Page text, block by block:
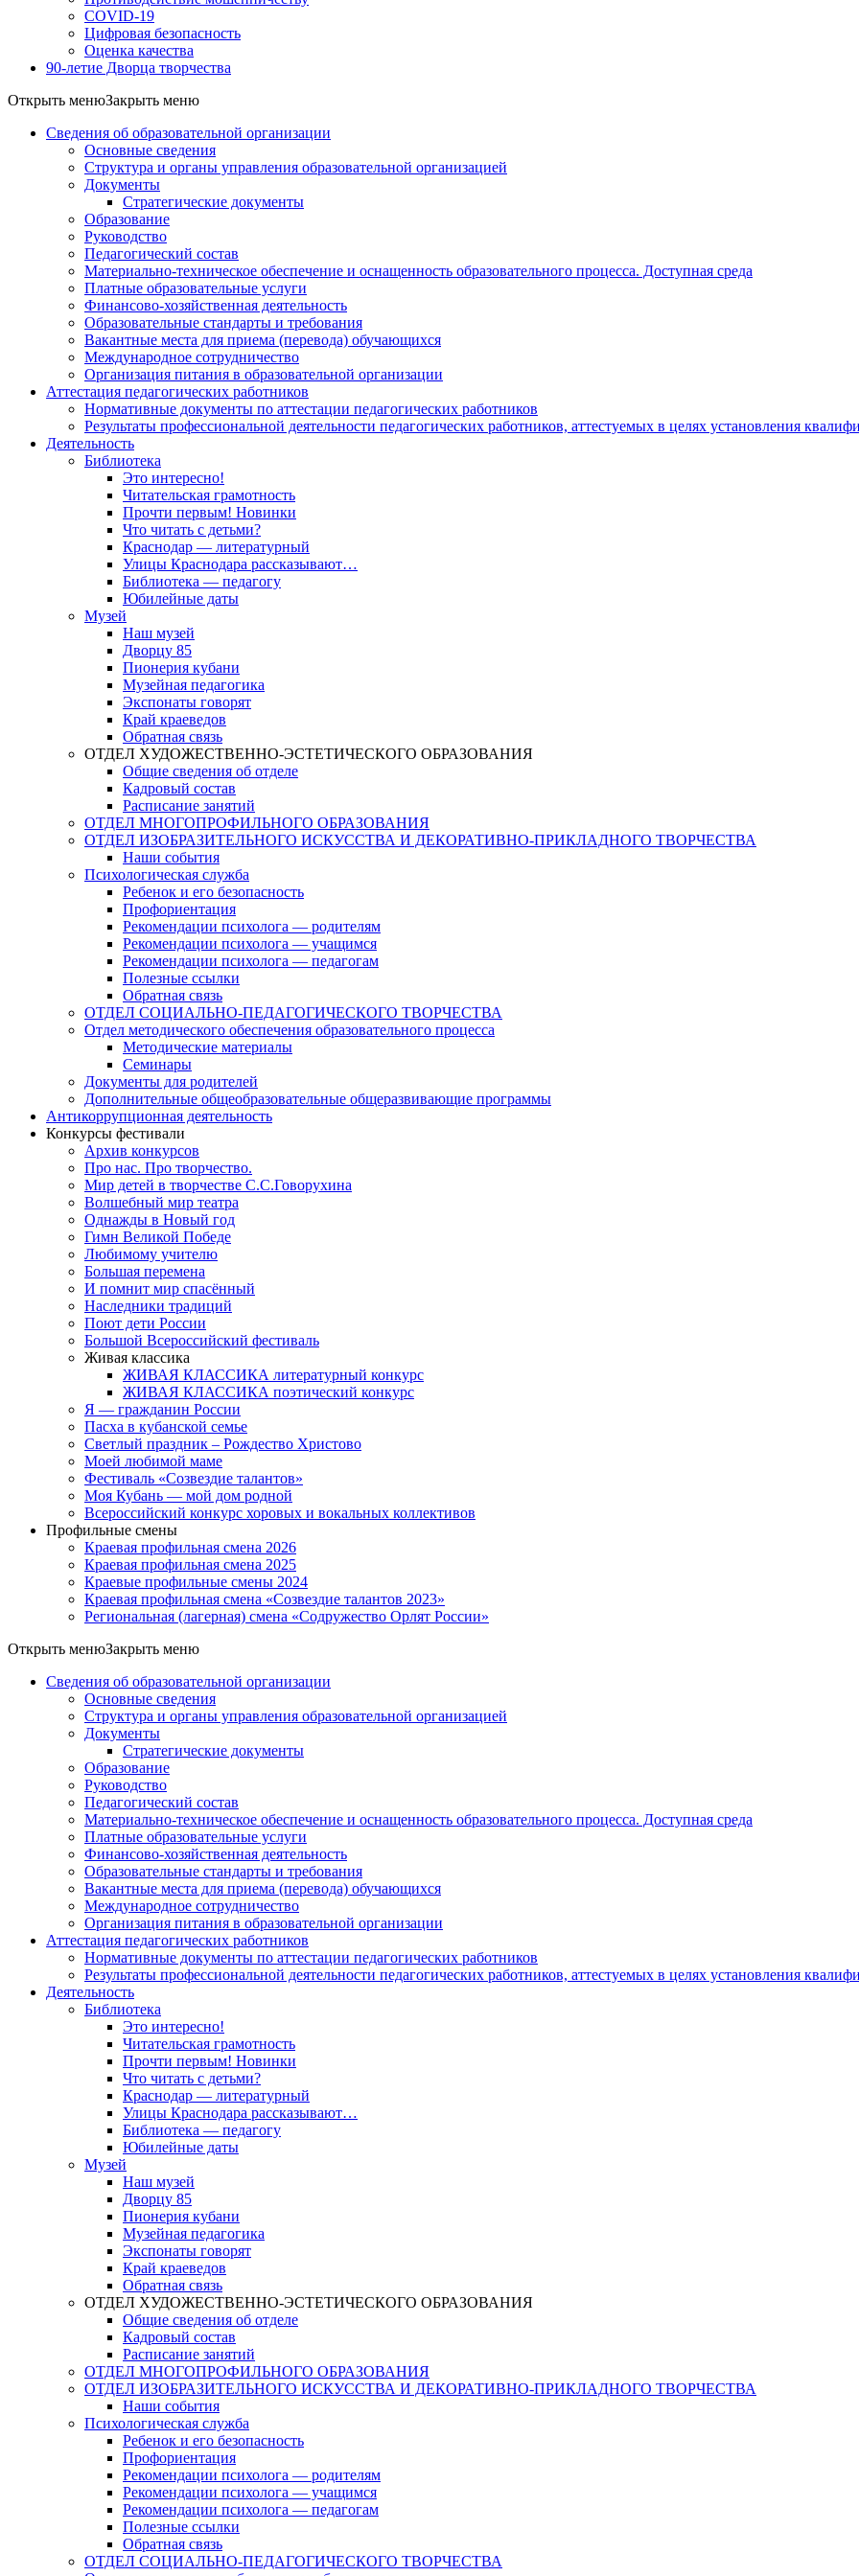
COVID-19
Цифровая безопасность
Оценка качества
90-летие Дворца творчества
Открыть менюЗакрыть меню
Сведения об образовательной организации
Основные сведения
Структура и органы управления образовательной организацией
Документы
Стратегические документы
Образование
Руководство
Педагогический состав
Материально-техническое обеспечение и оснащенность образовательного процесса. Доступная среда
Платные образовательные услуги
Финансово-хозяйственная деятельность
Образовательные стандарты и требования
Вакантные места для приема (перевода) обучающихся
Международное сотрудничество
Организация питания в образовательной организации
Аттестация педагогических работников
Нормативные документы по аттестации педагогических работников
Результаты профессиональной деятельности педагогических работников, аттестуемых в целях установления
Деятельность
Библиотека
Это интересно!
Читательская грамотность
Прочти первым! Новинки
Что читать с детьми?
Краснодар — литературный
Улицы Краснодара рассказывают…
Библиотека — педагогу
Юбилейные даты
Музей
Наш музей
Дворцу 85
Пионерия кубани
Музейная педагогика
Экспонаты говорят
Край краеведов
Обратная связь
ОТДЕЛ ХУДОЖЕСТВЕННО-ЭСТЕТИЧЕСКОГО ОБРАЗОВАНИЯ
Общие сведения об отделе
Кадровый состав
Расписание занятий
ОТДЕЛ МНОГОПРОФИЛЬНОГО ОБРАЗОВАНИЯ
ОТДЕЛ ИЗОБРАЗИТЕЛЬНОГО ИСКУССТВА И ДЕКОРАТИВНО-ПРИКЛАДНОГО ТВОРЧЕСТВА
Наши события
Психологическая служба
Ребенок и его безопасность
Профориентация
Рекомендации психолога — родителям
Рекомендации психолога — учащимся
Рекомендации психолога — педагогам
Полезные ссылки
Обратная связь
ОТДЕЛ СОЦИАЛЬНО-ПЕДАГОГИЧЕСКОГО ТВОРЧЕСТВА
Отдел методического обеспечения образовательного процесса
Методические материалы
Семинары
Документы для родителей
Дополнительные общеобразовательные общеразвивающие программы
Антикоррупционная деятельность
Конкурсы фестивали
Архив конкурсов
Про нас. Про творчество.
Мир детей в творчестве С.С.Говорухина
Волшебный мир театра
Однажды в Новый год
Гимн Великой Победе
Любимому учителю
Большая перемена
И помнит мир спасённый
Наследники традиций
Поют дети России
Большой Всероссийский фестиваль
Живая классика
ЖИВАЯ КЛАССИКА литературный конкурс
ЖИВАЯ КЛАССИКА поэтический конкурс
Я — гражданин России
Пасха в кубанской семье
Светлый праздник – Рождество Христово
Моей любимой маме
Фестиваль «Созвездие талантов»
Моя Кубань — мой дом родной
Всероссийский конкурс хоровых и вокальных коллективов
Профильные смены
Краевая профильная смена 2026
Краевая профильная смена 2025
Краевые профильные смены 2024
Краевая профильная смена «Созвездие талантов 2023»
Региональная (лагерная) смена «Содружество Орлят России»
Открыть менюЗакрыть меню
Сведения об образовательной организации
Основные сведения
Структура и органы управления образовательной организацией
Документы
Стратегические документы
Образование
Руководство
Педагогический состав
Материально-техническое обеспечение и оснащенность образовательного процесса. Доступная среда
Платные образовательные услуги
Финансово-хозяйственная деятельность
Образовательные стандарты и требования
Вакантные места для приема (перевода) обучающихся
Международное сотрудничество
Организация питания в образовательной организации
Аттестация педагогических работников
Нормативные документы по аттестации педагогических работников
Результаты профессиональной деятельности педагогических работников, аттестуемых в целях установления
Деятельность
Библиотека
Это интересно!
Читательская грамотность
Прочти первым! Новинки
Что читать с детьми?
Краснодар — литературный
Улицы Краснодара рассказывают…
Библиотека — педагогу
Юбилейные даты
Музей
Наш музей
Дворцу 85
Пионерия кубани
Музейная педагогика
Экспонаты говорят
Край краеведов
Обратная связь
ОТДЕЛ ХУДОЖЕСТВЕННО-ЭСТЕТИЧЕСКОГО ОБРАЗОВАНИЯ
Общие сведения об отделе
Кадровый состав
Расписание занятий
ОТДЕЛ МНОГОПРОФИЛЬНОГО ОБРАЗОВАНИЯ
ОТДЕЛ ИЗОБРАЗИТЕЛЬНОГО ИСКУССТВА И ДЕКОРАТИВНО-ПРИКЛАДНОГО ТВОРЧЕСТВА
Наши события
Психологическая служба
Ребенок и его безопасность
Профориентация
Рекомендации психолога — родителям
Рекомендации психолога — учащимся
Рекомендации психолога — педагогам
Полезные ссылки
Обратная связь
ОТДЕЛ СОЦИАЛЬНО-ПЕДАГОГИЧЕСКОГО ТВОРЧЕСТВА